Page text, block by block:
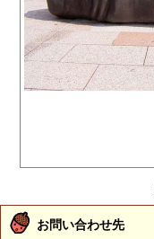
お問い合わせ先